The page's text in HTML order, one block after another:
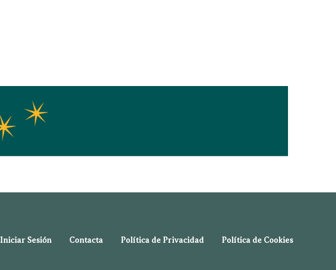
Iniciar Sesión Contacta Política de Privacidad Política de Cookies